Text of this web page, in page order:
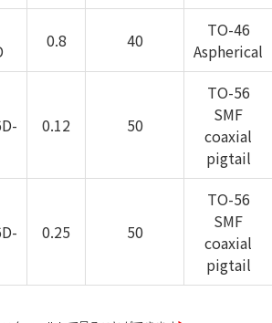
0.8 40
TO-46
Aspherical
0.12 50
TO-56
SMF
coaxial
pigtail
0.25 50
TO-56
SMF
coaxial
pigtail